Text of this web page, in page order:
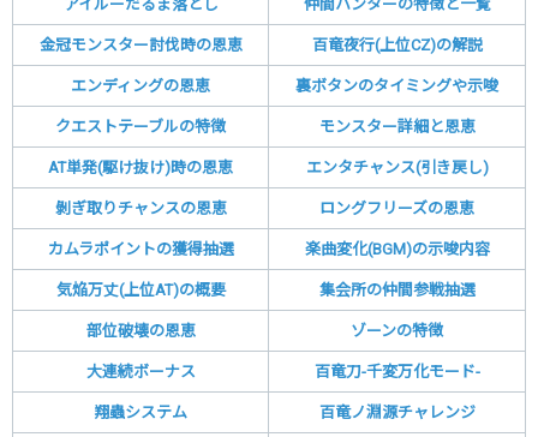
アイルーだるま落とし 仲間ハンターの特徴と一覧
金冠モンスター討伐時の恩恵 百竜夜行(上位CZ)の解説
エンディングの恩恵 裏ボタンのタイミングや示唆
クエストテーブルの特徴 モンスター詳細と恩恵
AT単発(駆け抜け)時の恩恵 エンタチャンス(引き戻し)
剝ぎ取りチャンスの恩恵 ロングフリーズの恩恵
カムラポイントの獲得抽選 楽曲変化(BGM)の示唆内容
気焔万丈(上位AT)の概要 集会所の仲間参戦抽選
部位破壊の恩恵 ゾーンの特徴
大連続ボーナス 百竜刀-千変万化モード-
翔蟲システム 百竜ノ淵源チャレンジ